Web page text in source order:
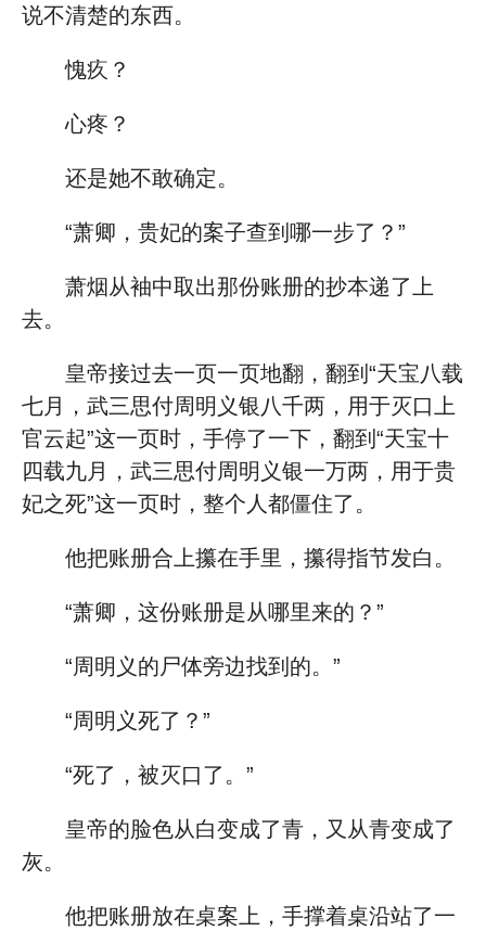
说不清楚的东西。
愧疚？
心疼？
还是她不敢确定。
“萧卿，贵妃的案子查到哪一步了？”
萧烟从袖中取出那份账册的抄本递了上
去。
皇帝接过去一页一页地翻，翻到“天宝八载
七月，武三思付周明义银八千两，用于灭口上
官云起”这一页时，手停了一下，翻到“天宝十
四载九月，武三思付周明义银一万两，用于贵
妃之死”这一页时，整个人都僵住了。
他把账册合上攥在手里，攥得指节发白。
“萧卿，这份账册是从哪里来的？”
“周明义的尸体旁边找到的。”
“周明义死了？”
“死了，被灭口了。”
皇帝的脸色从白变成了青，又从青变成了
灰。
他把账册放在桌案上，手撑着桌沿站了一